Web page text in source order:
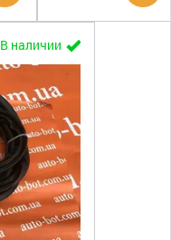
Уточнить
цену
В наличии